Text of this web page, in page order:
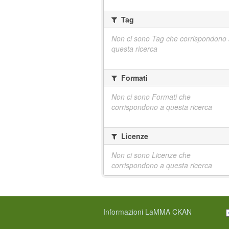
Tag
Non ci sono Tag che corrispondono
questa ricerca
Formati
Non ci sono Formati che
corrispondono a questa ricerca
Licenze
Non ci sono Licenze che
corrispondono a questa ricerca
Informazioni LaMMA CKAN